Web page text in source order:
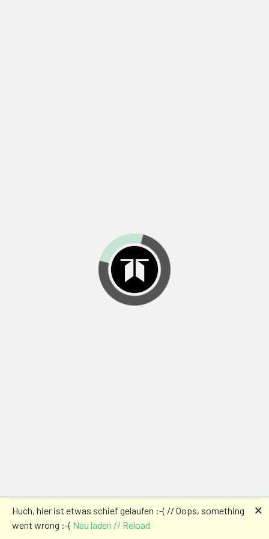
Huch, hier ist etwas schief gelaufen :-( // Oops, something
went wrong :-( Neu laden // Reload
🗙